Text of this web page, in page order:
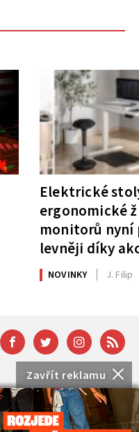
Zavřít reklamu
Elektrické
ergonomické
monitorů
levněji díky
NOVINKY J. Filip